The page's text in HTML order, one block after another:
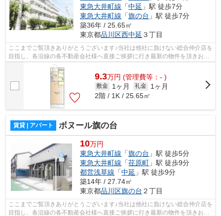
東急大井町線 「中延 」駅 徒歩7分
東急大井町線 「旗の台 」駅 徒歩7分
築36年 / 25.65㎡
東京都品川区西中延 ３丁目
ここまでご覧頂きありがとうございます♪当社は他社に負けない総合仲介店を
目指し、各沿線の各不動産会社様へ直接ご挨拶に行き最新の物件を頂きお客
様へ提供しております！最新の情報は...
9.3万円 (管理費等：- )
敷金 1ヶ月 礼金
1ヶ月
2階 / 1K / 25.65㎡
賃貸 | アパート ボヌール旗の台
10万円
東急大井町線 「旗の台 」駅 徒歩5分
東急大井町線 「荏原町 」駅 徒歩9分
都営浅草線 「中延 」駅 徒歩9分
築14年 / 27.74㎡
東京都品川区旗の台 ２丁目
ここまでご覧頂きありがとうございます♪当社は他社に負けない総合仲介店を
目指し、各沿線の各不動産会社様へ直接ご挨拶に行き最新の物件を頂きお客